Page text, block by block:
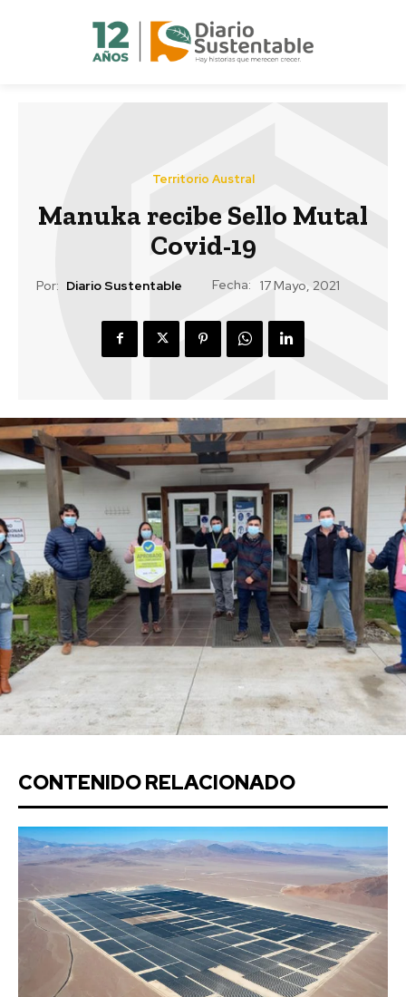
Territorio Austral
Manuka recibe Sello Mutal
Covid-19
Por: Diario Sustentable Fecha: 17 Mayo, 2021
CONTENIDO RELACIONADO